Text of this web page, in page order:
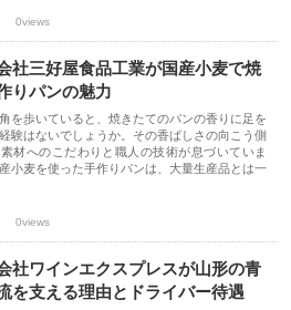
0views
社三好屋食品工業が国産小麦で焼
りパンの魅力
を歩いていると、焼きたてのパンの香りに足を
験はないでしょうか。その香ばしさの向こう側
材へのこだわりと職人の技術が息づいていま
小麦を使った手作りパンは、大量生産品とは一
0views
社ワインエクスプレスが山形の青
を支える理由とドライバー待遇